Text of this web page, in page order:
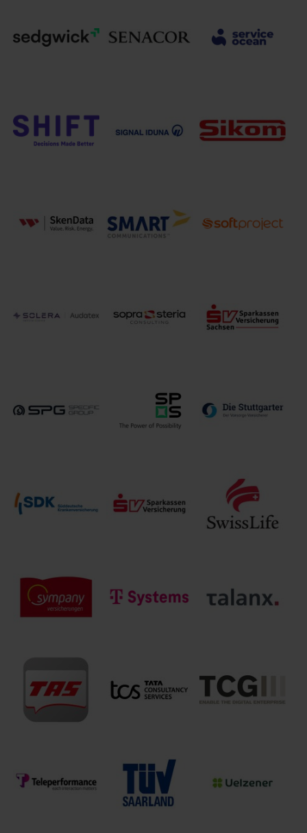
Schleswiger
VVaG Versicherungsgesellschaft
AG
Rückversicherung
Deutschland
Sedgwick
Germany GmbH Technologies AG ServiceOcean AG
GmbH
SIGNAL IDUNA
Gruppe GmbH
SkenData GmbH Communications GmbH
AUTOonline
GmbH
Sopra Steria
GmbH Versicherung
Sachsen
Specific-Group SPS Germany
GmbH
Stuttgarter
Lebensversicherung
a.G.
Süddeutsche
Krankenversicherung
a.G.
SparkassenVersicherung
Holding AG
Swiss Life
Deutschland
Versicherungen
AG
T-Systems Talanx AG
TAS AG
Tata Consultancy
Services
Deutschland
GmbH
GmbH